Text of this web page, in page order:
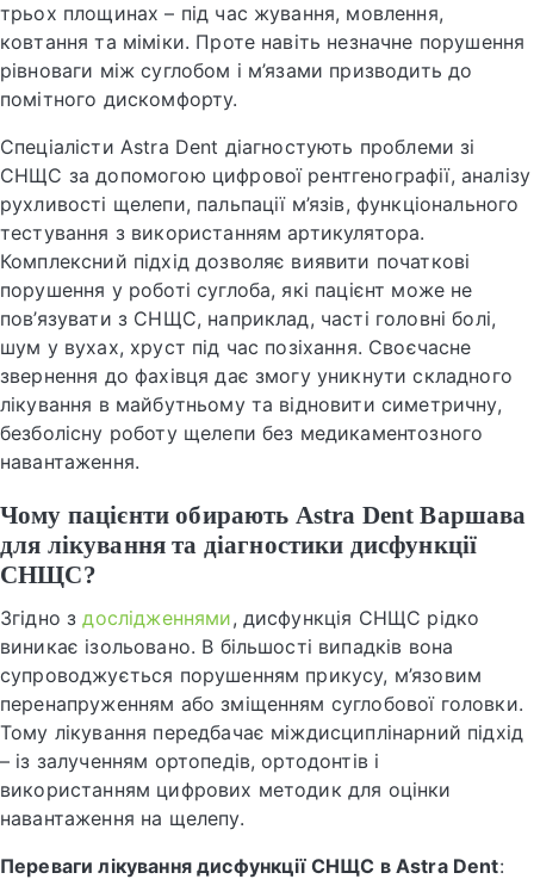
трьох площинах – під час жування, мовлення,
ковтання та міміки. Проте навіть незначне порушення
рівноваги між суглобом і м’язами призводить до
помітного дискомфорту.
Спеціалісти Astra Dent діагностують проблеми зі
СНЩС за допомогою цифрової рентгенографії, аналізу
рухливості щелепи, пальпації м’язів, функціонального
тестування з використанням артикулятора.
Комплексний підхід дозволяє виявити початкові
порушення у роботі суглоба, які пацієнт може не
пов’язувати з СНЩС, наприклад, часті головні болі,
шум у вухах, хруст під час позіхання. Своєчасне
звернення до фахівця дає змогу уникнути складного
лікування в майбутньому та відновити симетричну,
безболісну роботу щелепи без медикаментозного
навантаження.
Чому пацієнти обирають Astra Dent Варшава
для лікування та діагностики дисфункції
СНЩС?
Згідно з дослідженнями, дисфункція СНЩС рідко
виникає ізольовано. В більшості випадків вона
супроводжується порушенням прикусу, м’язовим
перенапруженням або зміщенням суглобової головки.
Тому лікування передбачає міждисциплінарний підхід
– із залученням ортопедів, ортодонтів і
використанням цифрових методик для оцінки
навантаження на щелепу.
Переваги лікування дисфункції СНЩС в Astra Dent: